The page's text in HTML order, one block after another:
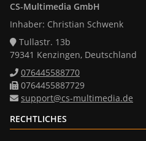
CS-Multimedia GmbH
Inhaber: Christian Schwenk
Tullastr. 13b
79341 Kenzingen, Deutschland
076445588770
0764455887729
support@cs-multimedia.de
RECHTLICHES